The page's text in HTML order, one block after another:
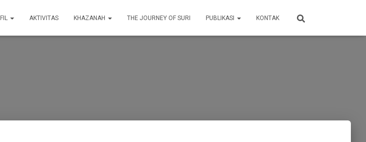
AKTIVITAS KHAZANAH THE JOURNEY OF SURI PUBLIKASI KONTAK